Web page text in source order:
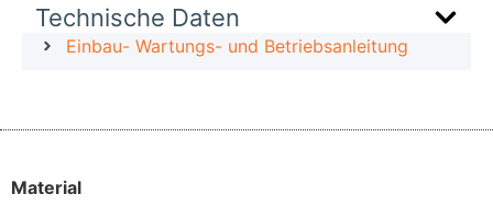
Technische Daten
Einbau- Wartungs- und Betriebsanleitung
Material